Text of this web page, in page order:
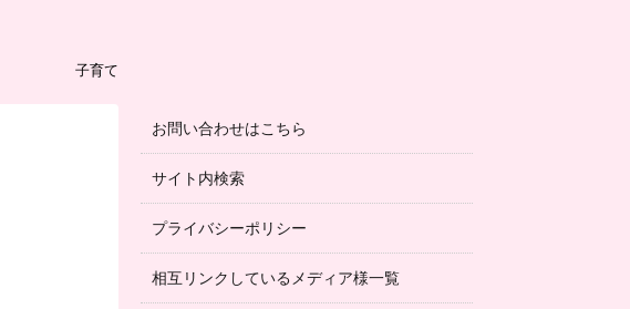
子育て
お問い合わせはこちら
サイト内検索
プライバシーポリシー
相互リンクしているメディア様一覧